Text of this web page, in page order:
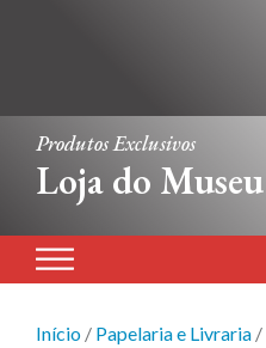
Produtos Exclusivos
Loja do Museu
Início / Papelaria e Livraria /